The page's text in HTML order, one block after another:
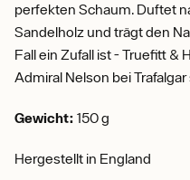
perfekten Schaum. Duftet
Sandelholz und trägt den
Fall ein Zufall ist - Truefitt &
Admiral Nelson bei
Gewicht: 150 g
Hergestellt in England